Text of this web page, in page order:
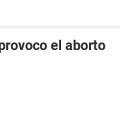
el aborto